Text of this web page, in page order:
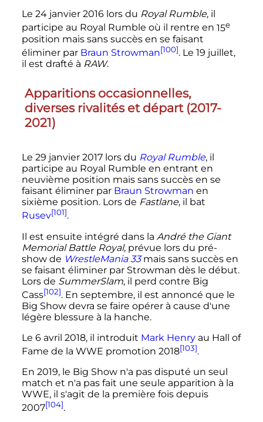
Le 24 janvier 2016lors du Royal Rumble, il
participe au Royal Rumble où il rentre en 15e
position mais sans succès en se faisant
éliminer par Braun Strowman[100]. Le 19 juillet,
il est drafté à RAW.
Apparitions occasionnelles,
diverses rivalités et départ (2017-
2021)
Le 29 janvier 2017lors du Royal Rumble, il
participe au Royal Rumble en entrant en
neuvième position mais sans succès en se
faisant éliminer par Braun Strowman en
sixième position. Lors de Fastlane, il bat
Rusev[101].
Il est ensuite intégré dans la André the Giant
Memorial Battle Royal, prévue lors du pré-
show de WrestleMania 33mais sans succès en
se faisant éliminer par Strowman dès le début.
Lors de SummerSlam, il perd contre Big
Cass[102]. En septembre, il est annoncé que le
Big Show devra se faire opérer à cause d'une
légère blessure à la hanche.
Le 6 avril 2018, il introduit Mark Henryau Hall of
Fame de la WWE promotion 2018[103].
En 2019, le Big Show n'a pas disputé un seul
match et n'a pas fait une seule apparition à la
WWE, il s'agit de la première fois depuis
2007[104].